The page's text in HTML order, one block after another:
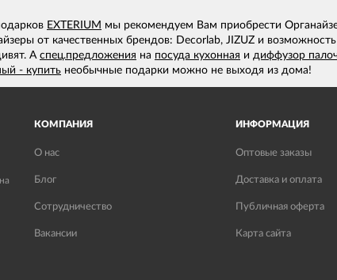
EXTERIUM мы рекомендуем Вам приобрести
от качественных брендов: Decorlab, JIZUZ и возможность
А спец.предложения на посуда кухонная и диффузор
- купить необычные подарки можно не выходя из дома!
КОМПАНИЯ
О нас
Блог
Сотрудничество
Вакансии
ИНФОРМАЦИЯ
Оптовые заказы
Доставка и оплата
Публичная оферта
Карта сайта